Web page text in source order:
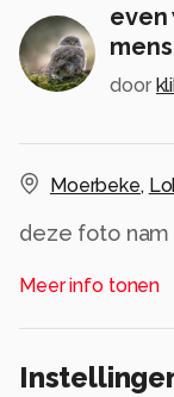
door
Moerbeke,
deze foto
Alle rechten
Meer info tonen